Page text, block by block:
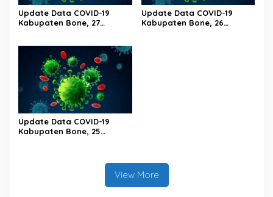
Update Data COVID-19
Kabupaten Bone, 27
Update Data COVID-19
Kabupaten Bone, 26
Update Data COVID-19
Kabupaten Bone, 25
View More